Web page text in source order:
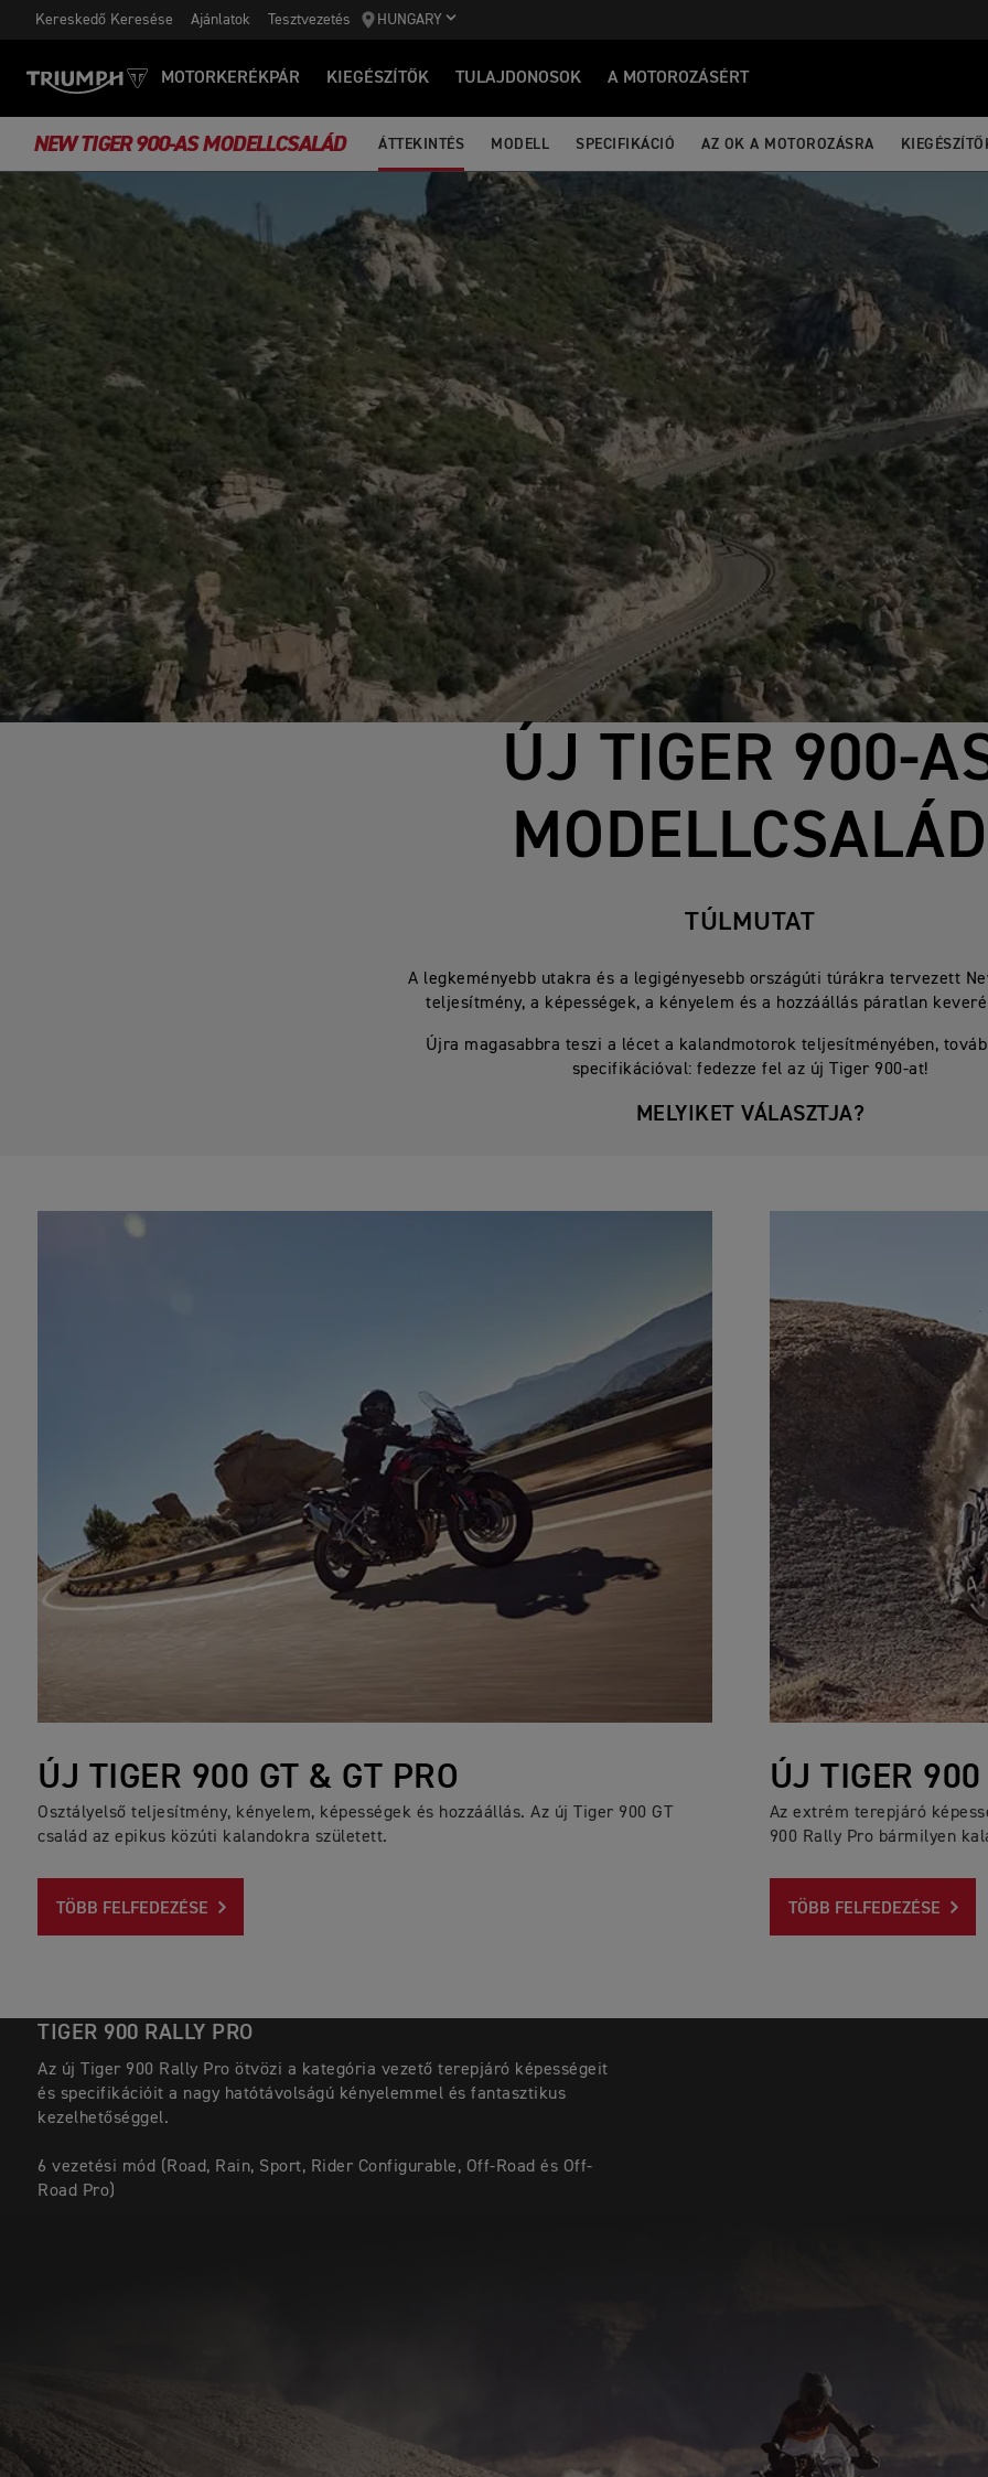
Kereskedő Keresése Ajánlatok Tesztvezetés HUNGARY
MOTORKERÉKPÁR KIEGÉSZÍTŐK TULAJDONOSOK A MOTOROZÁSÉRT
NEW TIGER 900-AS MODELLCSALÁD ÁTTEKINTÉS MODELL SPECIFIKÁCIÓ AZ OK A MOTOROZÁSRA
ÚJ TIGER 900-
MODELLCSALÁD
TÚLMUTAT
A legkeményebb utakra és a legigényesebb országúti túrákra tervezett
teljesítmény, a képességek, a kényelem és a hozzáállás páratlan
Újra magasabbra teszi a lécet a kalandmotorok teljesítményében,
specifikációval: fedezze fel az új Tiger 900-at!
MELYIKET VÁLASZTJA?
ÚJ TIGER 900 GT & GT PRO
Osztályelső teljesítmény, kényelem, képességek és hozzáállás. Az új Tiger 900 GT
család az epikus közúti kalandokra született.
TÖBB FELFEDEZÉSE
ÚJ TIGER
Az extrém terepjáró
900 Rally Pro bármilyen
TÖBB FELFEDEZÉSE
TIGER 900 RALLY PRO
Az új Tiger 900 Rally Pro ötvözi a kategória vezető terepjáró képességeit
és specifikációit a nagy hatótávolságú kényelemmel és fantasztikus
kezelhetőséggel.
6 vezetési mód (Road, Rain, Sport, Rider Configurable, Off-Road és Off-
Road Pro)